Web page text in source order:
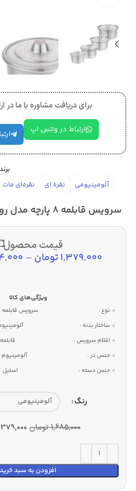
برای دریافت مشاوره با ما در
ارتباط در واتس اپ
آلومینیومی
نقره ای نقره‌ای مات
سرویس قابلمه 8 پارچه مدل روحی کد 001
قیمت محصول
1,379,000تومان –
نوع :
سرویس قابلمه
ساختار بدنه :
اقلام سرویس :
قابلمه
جنس در :
آلومینیوم
جنس دسته :
استیل
رنگ
1,685,000 تومان
افزودن به سبد خرید